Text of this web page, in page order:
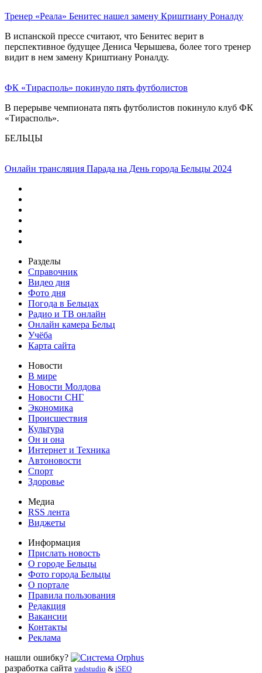
Тренер «Реала» Бенитес нашел замену Криштиану Роналду
В испанской прессе считают, что Бенитес верит в
перспективное будущее Дениса Черышева, более того тренер
видит в нем замену Криштиану Роналду.
ФК «Тирасполь» покинуло пять футболистов
В перерыве чемпионата пять футболистов покинуло клуб ФК
«Тирасполь».
БЕЛЬЦЫ
Онлайн трансляция Парада на День города Бельцы 2024
Разделы
Справочник
Видео дня
Фото дня
Погода в Бельцах
Радио и ТВ онлайн
Онлайн камера Бельц
Учёба
Карта сайта
Новости
В мире
Новости Молдова
Новости СНГ
Экономика
Происшествия
Культура
Он и она
Интернет и Техника
Автоновости
Спорт
Здоровье
Медиа
RSS лента
Виджеты
Информация
Прислать новость
О городе Бельцы
Фото города Бельцы
О портале
Правила пользования
Редакция
Вакансии
Контакты
Реклама
нашли ошибку?
разработка сайта vadstudio & iSEO